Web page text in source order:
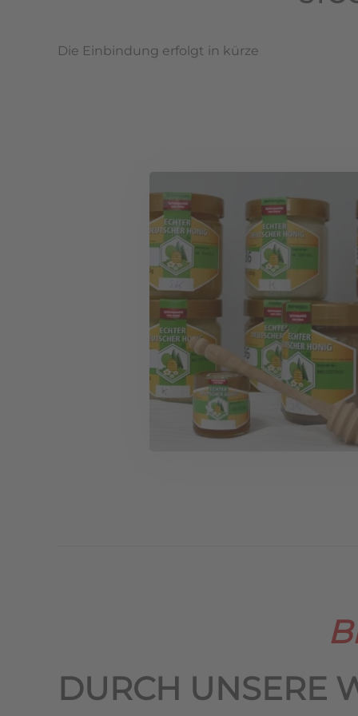
Die Einbindung erfolgt in kürze
DURCH UNSERE